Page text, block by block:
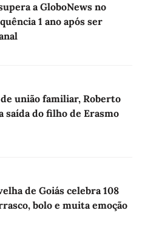
a GloboNews no
1 ano após ser
união familiar, Roberto
saída do filho de Erasmo
de Goiás celebra 108
bolo e muita emoção